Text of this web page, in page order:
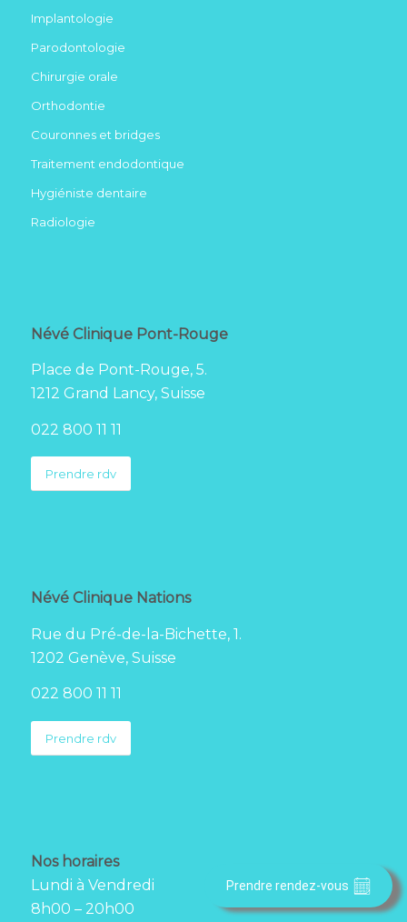
Implantologie
Parodontologie
Chirurgie orale
Orthodontie
Couronnes et bridges
Traitement endodontique
Hygiéniste dentaire
Radiologie
Névé Clinique Pont-Rouge
Place de Pont-Rouge, 5.
1212 Grand Lancy, Suisse
022 800 11 11
Prendre rdv
Névé Clinique Nations
Rue du Pré-de-la-Bichette, 1.
1202 Genève, Suisse
022 800 11 11
Prendre rdv
Nos horaires
Lundi à Vendredi
8h00 – 20h00
Prendre rendez-vous